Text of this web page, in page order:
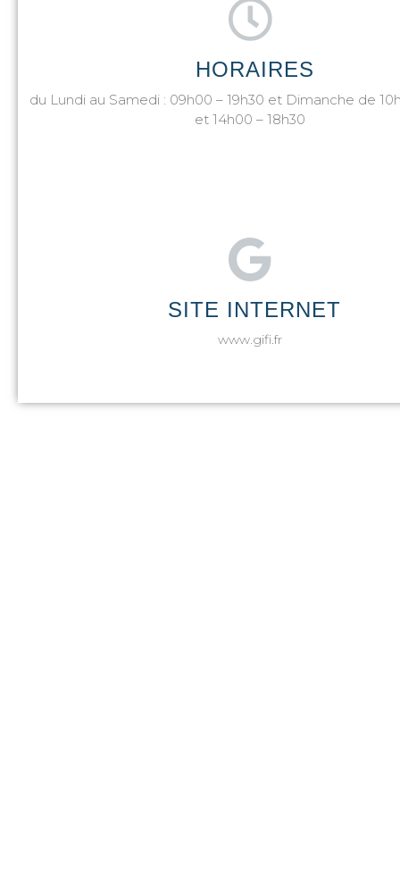
HORAIRES
du Lundi au Samedi : 09h00 – 19h30 et Dimanche de
et 14h00 – 18h30
SITE INTERNET
www.gifi.fr